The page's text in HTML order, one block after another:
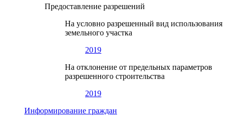
Предоставление разрешений
На условно разрешенный вид использования
земельного участка
2019
На отклонение от предельных параметров
разрешенного строительства
2019
Информирование граждан